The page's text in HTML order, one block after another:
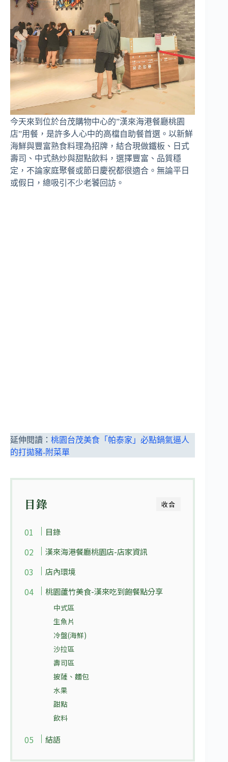
今天來到位於台茂購物中心的”漢來海港餐廳桃園
店”用餐，是許多人心中的高檔自助餐首選。以新鮮
海鮮與豐富熟食料理為招牌，結合現做鐵板、日式
壽司、中式熱炒與甜點飲料，選擇豐富、品質穩
定，不論家庭聚餐或節日慶祝都很適合。無論平日
或假日，總吸引不少老饕回訪。
延伸閱讀： 桃園台茂美食「帕泰家」必點鍋氣逼人
的打拋豬-附菜單
收合
目錄
目錄
漢來海港餐廳桃園店-店家資訊
店內環境
桃園蘆竹美食-漢來吃到飽餐點分享
中式區
生魚片
冷盤(海鮮)
沙拉區
壽司區
披薩、麵包
水果
甜點
飲料
結語